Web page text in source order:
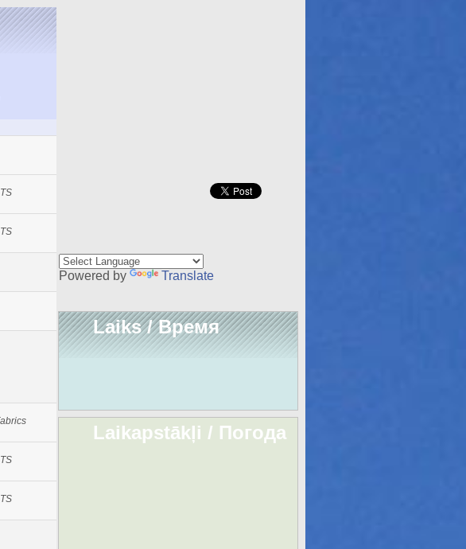
Powered by Translate
Laiks / Время
Laikapstākļi / Погода